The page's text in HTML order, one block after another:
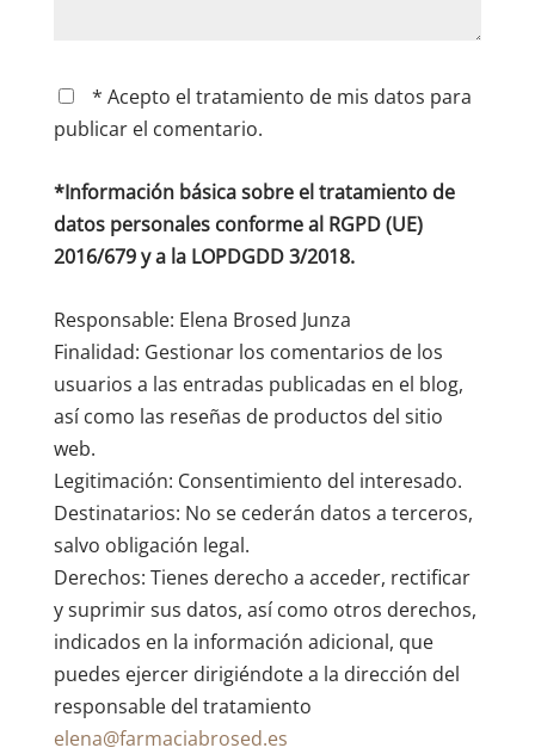
* Acepto el tratamiento de mis datos para
publicar el comentario.
*Información básica sobre el tratamiento de
datos personales conforme al RGPD (UE)
2016/679 y a la LOPDGDD 3/2018.
Responsable: Elena Brosed Junza
Finalidad: Gestionar los comentarios de los
usuarios a las entradas publicadas en el blog,
así como las reseñas de productos del sitio
web.
Legitimación: Consentimiento del interesado.
Destinatarios: No se cederán datos a terceros,
salvo obligación legal.
Derechos: Tienes derecho a acceder, rectificar
y suprimir sus datos, así como otros derechos,
indicados en la información adicional, que
puedes ejercer dirigiéndote a la dirección del
responsable del tratamiento
elena@farmaciabrosed.es